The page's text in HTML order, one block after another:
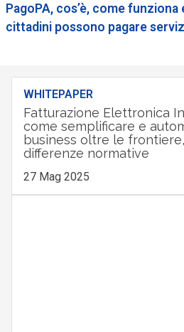
PagoPA, cos’è, come
cittadini possono pagare
WHITEPAPER
Fatturazione Elettronica
come semplificare e
business oltre le
differenze normative
27 Mag 2025